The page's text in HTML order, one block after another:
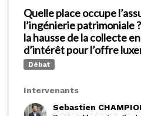
Quelle place occupe
l’ingénierie patrimoniale
la hausse de la collecte
d’intérêt pour l’offre
Débat
Intervenants
Sebastien